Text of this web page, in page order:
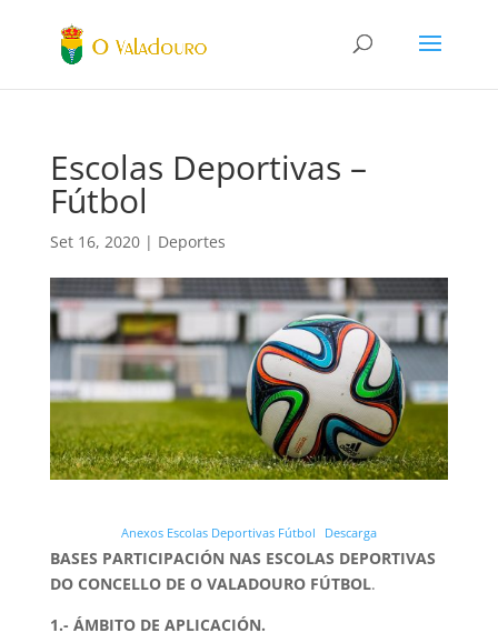
Escolas Deportivas –
Fútbol
Set 16, 2020| Deportes
Anexos Escolas Deportivas Fútbol Descarga
BASES PARTICIPACIÓN NAS ESCOLAS DEPORTIVAS
DO CONCELLO DE O VALADOURO FÚTBOL.
1.- ÁMBITO DE APLICACIÓN.